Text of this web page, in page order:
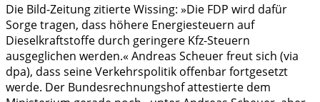
Die Bild-Zeitung zitierte Wissing: »Die FDP wird dafür
Sorge tragen, dass höhere Energiesteuern auf
Dieselkraftstoffe durch geringere Kfz-Steuern
ausgeglichen werden.« Andreas Scheuer freut sich (via
dpa), dass seine Verkehrspolitik offenbar fortgesetzt
werde. Der Bundesrechnungshof attestierte dem